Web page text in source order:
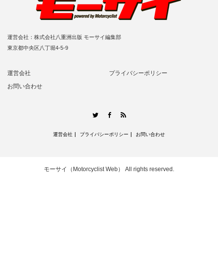
運営会社：株式会社八重洲出版 モーサイ編集部
東京都中央区八丁堀4-5-9
運営会社
プライバシーポリシー
お問い合わせ
TwitterFacebook
運営会社 プライバシーポリシー お問い合わせ
モーサイ（Motorcyclist Web） All rights reserved.